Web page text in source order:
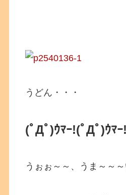
うどん・・・
(ﾟДﾟ)ｳﾏｰ!(ﾟДﾟ)ｳﾏｰ!
うぉぉ～～、うま～～～